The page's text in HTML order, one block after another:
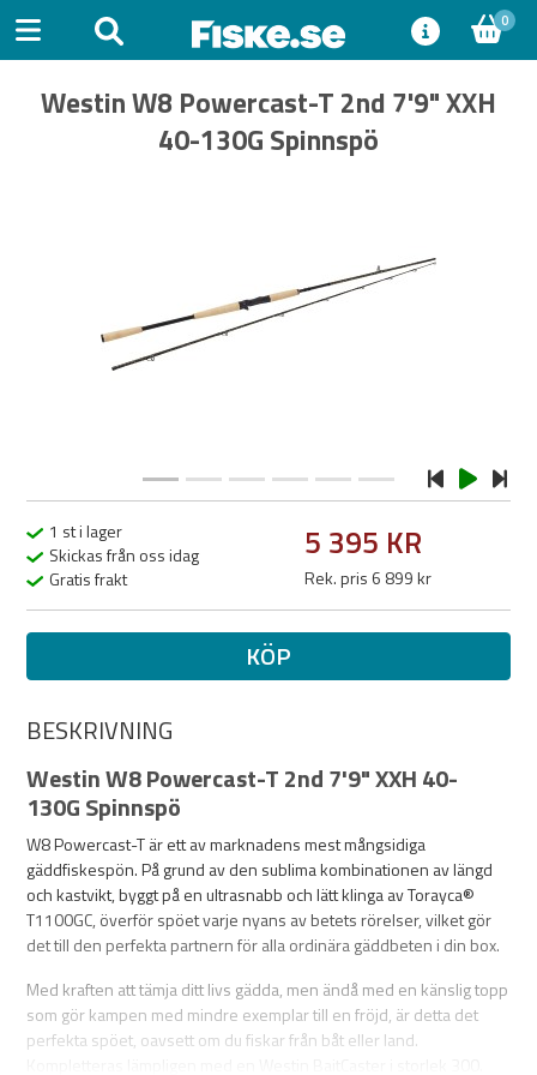
0
Westin W8 Powercast-T 2nd 7'9" XXH
40-130G Spinnspö
Previous
1 st i lager
Skickas från oss idag
Gratis frakt
5 395 KR
Rek. pris 6 899 kr
KÖP
BESKRIVNING
Westin W8 Powercast-T 2nd 7'9" XXH 40-
130G Spinnspö
W8 Powercast-T är ett av marknadens mest mångsidiga
gäddfiskespön. På grund av den sublima kombinationen av längd
och kastvikt, byggt på en ultrasnabb och lätt klinga av Torayca®
T1100GC, överför spöet varje nyans av betets rörelser, vilket gör
det till den perfekta partnern för alla ordinära gäddbeten i din box.
Med kraften att tämja ditt livs gädda, men ändå med en känslig topp
som gör kampen med mindre exemplar till en fröjd, är detta det
perfekta spöet, oavsett om du fiskar från båt eller land.